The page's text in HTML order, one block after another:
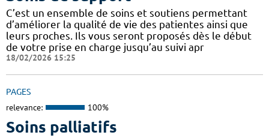
C’est un ensemble de soins et soutiens permettant
d’améliorer la qualité de vie des patientes ainsi que
leurs proches. Ils vous seront proposés dès le début
de votre prise en charge jusqu’au suivi apr
18/02/2026 15:25
PAGES
relevance: 100%
Soins palliatifs